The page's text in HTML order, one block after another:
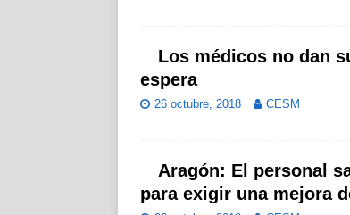
Los médicos no dan
espera
26 octubre, 2018 CESM
Aragón: El personal
para exigir una mejora